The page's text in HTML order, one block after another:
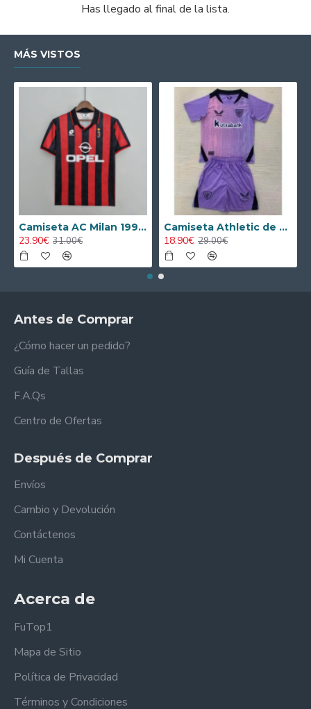
Has llegado al final de la lista.
MÁS VISTOS
Camiseta AC Milan 1995/1996 Local Retro
23.90€ 31.00€
Camiseta Athletic de Bilbao 2024/2025 Alternativo Niño Kit
18.90€ 29.00€
Antes de Comprar
¿Cómo hacer un pedido?
Guía de Tallas
F.A.Qs
Centro de Ofertas
Después de Comprar
Envíos
Cambio y Devolución
Contáctenos
Mi Cuenta
Acerca de
FuTop1
Mapa de Sitio
Política de Privacidad
Términos y Condiciones